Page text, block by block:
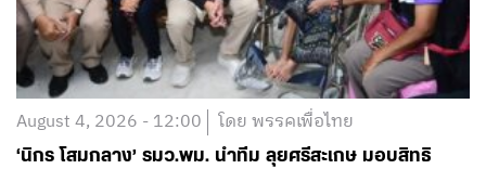
August 4, 2026 - 12:00 โดย พรรคเพื่อไทย
‘นิกร โสมกลาง’ รมว.พม. นำทีม ลุยศรีสะเกษ มอบสิทธิ